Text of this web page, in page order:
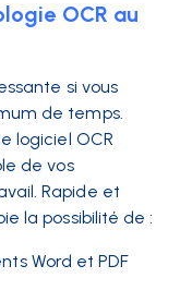
OCR au
si vous
de temps.
logiciel OCR
de vos
Rapide et
la possibilité de :
Word et PDF